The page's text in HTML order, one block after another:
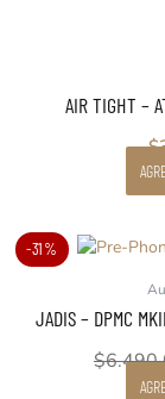
AIR TIGHT –
$
-31%
JADIS – DPMC
$